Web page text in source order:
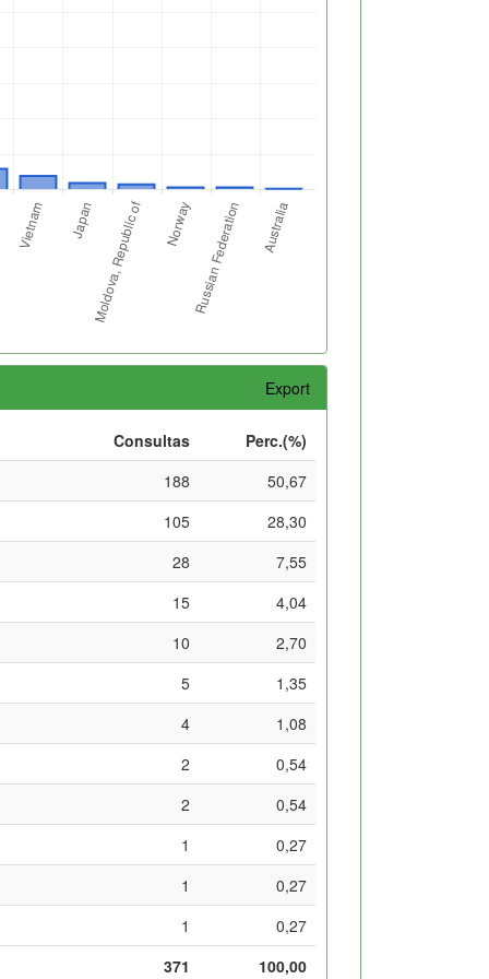
Export
Consultas
Perc.(%)
188
50,67
105
28,30
28
7,55
15
4,04
10
2,70
5
1,35
4
1,08
2
0,54
2
0,54
1
0,27
1
0,27
1
0,27
371
100,00